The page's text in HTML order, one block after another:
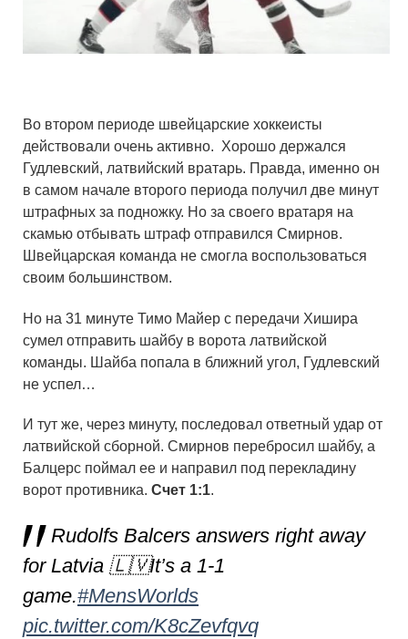
Во втором периоде швейцарские хоккеисты
действовали очень активно. Хорошо держался
Гудлевский, латвийский вратарь. Правда, именно он
в самом начале второго периода получил две минут
штрафных за подножку. Но за своего вратаря на
скамью отбывать штраф отправился Смирнов.
Швейцарская команда не смогла воспользоваться
своим большинством.
Но на 31 минуте Тимо Майер с передачи Хишира
сумел отправить шайбу в ворота латвийской
команды. Шайба попала в ближний угол, Гудлевский
не успел…
И тут же, через минуту, последовал ответный удар от
латвийской сборной. Смирнов перебросил шайбу, а
Балцерс поймал ее и направил под перекладину
ворот противника. Счет 1:1.
Rudolfs Balcers answers right away
for Latvia 🇱🇻It’s a 1-1
game.#MensWorlds
pic.twitter.com/K8cZevfqvq